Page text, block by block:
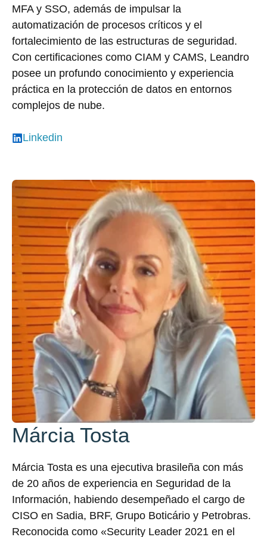
MFA y SSO, además de impulsar la
automatización de procesos críticos y el
fortalecimiento de las estructuras de seguridad.
Con certificaciones como CIAM y CAMS, Leandro
posee un profundo conocimiento y experiencia
práctica en la protección de datos en entornos
complejos de nube.
Linkedin
Márcia Tosta
Márcia Tosta es una ejecutiva brasileña con más
de 20 años de experiencia en Seguridad de la
Información, habiendo desempeñado el cargo de
CISO en Sadia, BRF, Grupo Boticário y Petrobras.
Reconocida como «Security Leader 2021 en el